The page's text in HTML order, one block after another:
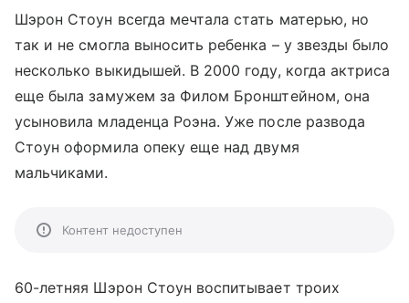
Шэрон Стоун всегда мечтала стать матерью, но
так и не смогла выносить ребенка – у звезды было
несколько выкидышей. В 2000 году, когда актриса
еще была замужем за Филом Бронштейном, она
усыновила младенца Роэна. Уже после развода
Стоун оформила опеку еще над двумя
мальчиками.
Контент недоступен
60-летняя Шэрон Стоун воспитывает троих